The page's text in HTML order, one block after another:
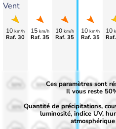
Vent
10 km/h
Raf. 30
15 km/h
Raf. 35
10 km/h
Raf. 35
10 km/h
Raf. 35
10
50%
30%
50%
30%
50%
30%
Ces paramètres sont
Il vous reste
Quantité de précipitations,
luminosité, indice UV,